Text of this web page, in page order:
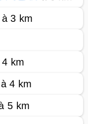
à 3 km
km
à 4 km
5 km